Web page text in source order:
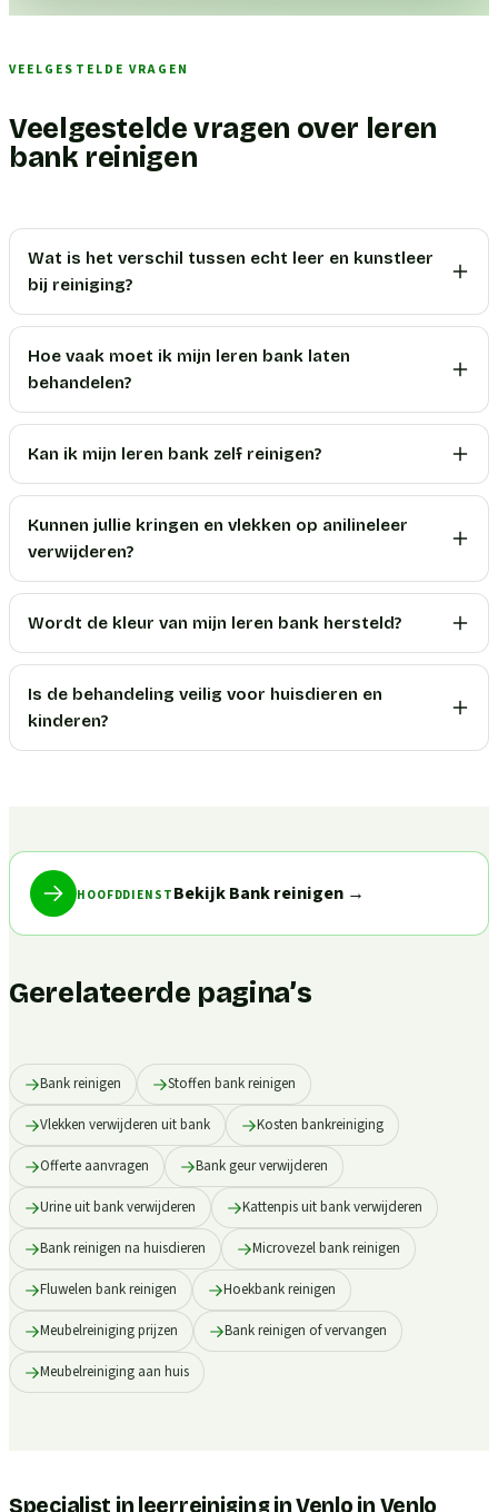
VEELGESTELDE VRAGEN
Veelgestelde vragen over leren
bank reinigen
Wat is het verschil tussen echt leer en kunstleer
bij reiniging?
Hoe vaak moet ik mijn leren bank laten
behandelen?
Kan ik mijn leren bank zelf reinigen?
Kunnen jullie kringen en vlekken op anilineleer
verwijderen?
Wordt de kleur van mijn leren bank hersteld?
Is de behandeling veilig voor huisdieren en
kinderen?
HOOFDDIENST Bekijk Bank reinigen→
Gerelateerde pagina’s
Bank reinigen Stoffen bank reinigen
Vlekken verwijderen uit bank Kosten bankreiniging
Offerte aanvragen Bank geur verwijderen
Urine uit bank verwijderen Kattenpis uit bank verwijderen
Bank reinigen na huisdieren Microvezel bank reinigen
Fluwelen bank reinigen Hoekbank reinigen
Meubelreiniging prijzen Bank reinigen of vervangen
Meubelreiniging aan huis
Specialist in leerreiniging in Venlo inVenlo